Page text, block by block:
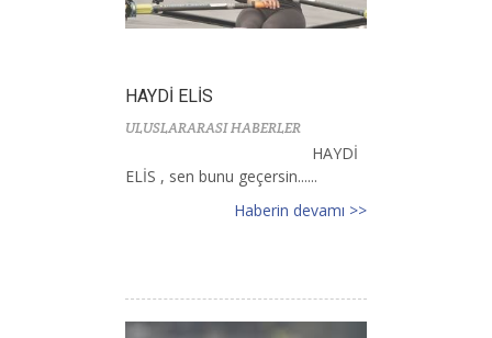
HAYDİ ELİS
ULUSLARARASI HABERLER
HAYDİ
ELİS , sen bunu geçersin......
Haberin devamı >>